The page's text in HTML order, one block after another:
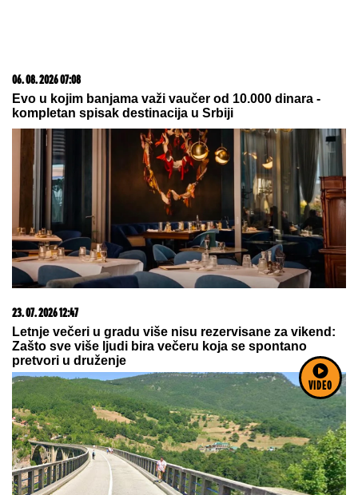
VIDEO
10. 08. 2026 19:46
Sloba Radanović hitno prekinu nastup zbog dečka iz
publike: Ovaj prizor će pamtiti zauvek
03. 08. 2026 13:23
Hibrid broj 1 koji osvaja Evropu, sada po specijalnoj
akcijskoj ceni od 19.990€ do 31.8.